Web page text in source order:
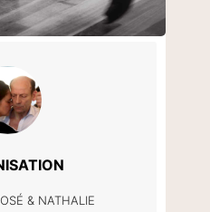
& NATHALIE